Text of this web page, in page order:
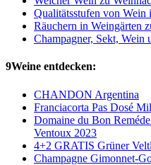
Qualitätsstufen von Wein
Räuchern in Weingärten
Champagner, Sekt, Wein
9Weine entdecken:
CHANDON Argentina
Franciacorta Pas Dosé
Domaine du Bon
Ventoux 2023
4+2 GRATIS Grüner
Champagne Gimonnet-